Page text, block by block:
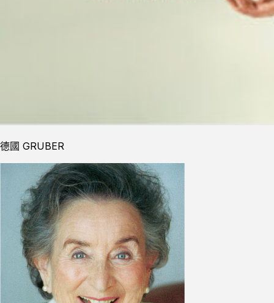
德國 GRUBER​